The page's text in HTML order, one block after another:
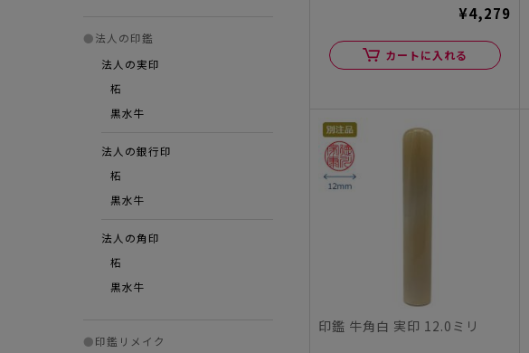
●法人の印鑑
法人の実印
柘
黒水牛
法人の銀行印
柘
黒水牛
法人の角印
柘
黒水牛
●印鑑リメイク
¥4,279
カートに入れる
印鑑 牛角白 実印 12.0ミリ